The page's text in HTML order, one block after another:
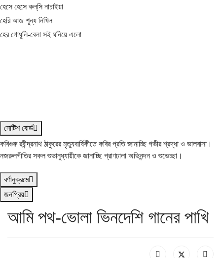
হেসে হেসে কল্‌সি নাচাইয়া
হেরি আজ শূন্য নিখিল
হের গোধূলি-বেলা সই ঘনিয়ে এলো
নোটিশ বোর্ড
কবিগুরু রবীন্দ্রনাথ ঠাকুরের মৃত্যুবার্ষিকীতে কবির প্রতি জানাচ্ছি গভীর শ্রদ্ধা ও ভালবাসা।
নজরুলগীতির সকল শুভানুধ্যায়ীকে জানাচ্ছি প্রাণঢালা অভিনন্দন ও শুভেচ্ছা।
বর্ণানুক্রমে
জনপ্রিয়
আমি পথ-ভোলা ভিনদেশি গানের পাখি